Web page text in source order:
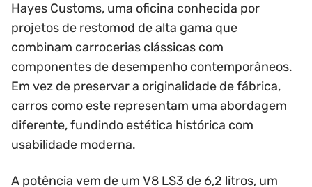
Hayes Customs, uma oficina conhecida por
projetos de restomod de alta gama que
combinam carrocerias clássicas com
componentes de desempenho contemporâneos.
Em vez de preservar a originalidade de fábrica,
carros como este representam uma abordagem
diferente, fundindo estética histórica com
usabilidade moderna.
A potência vem de um V8 LS3 de 6,2 litros, um